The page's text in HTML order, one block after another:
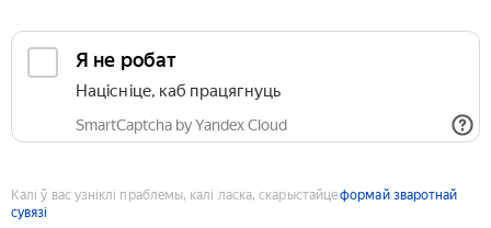
Я не робат
Націсніце, каб працягнуць
SmartCaptcha by Yandex Cloud
Калі ў вас узніклі праблемы, калі ласка, скарыстайцеформай зваротнай
сувязі